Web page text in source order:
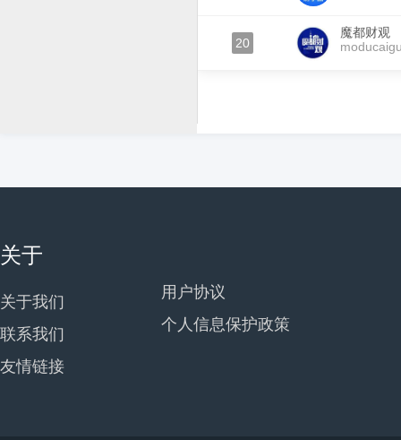
20
魔都财观
关于
关于我们
联系我们
友情链接
用户协议
个人信息保护政策